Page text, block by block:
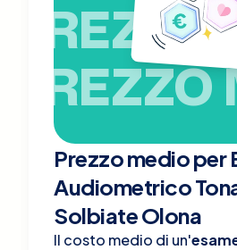
PREZZO
PREZZO
Prezzo medio per
Audiometrico
Solbiate Olona
Il costo medio di un'